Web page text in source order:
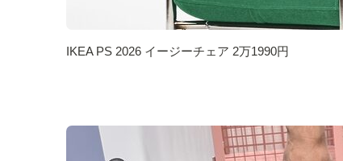
IKEA PS 2026 イージーチェア 2万1990円